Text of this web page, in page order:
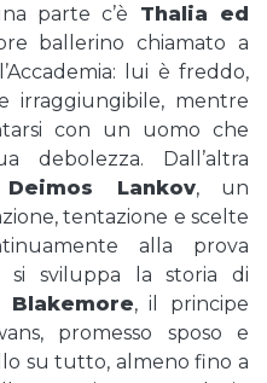
parte c’è Thalia ed
ballerino chiamato a
lui è freddo,
irraggiungibile, mentre
con un uomo che
debolezza. Dall’altra
Lankov, un
tentazione e scelte
alla prova
si sviluppa la storia di
Blakemore, il principe
promesso sposo e
su tutto, almeno fino a